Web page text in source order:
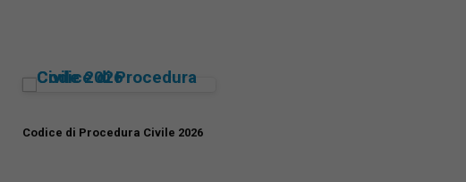
Codice di Procedura Civile 2026